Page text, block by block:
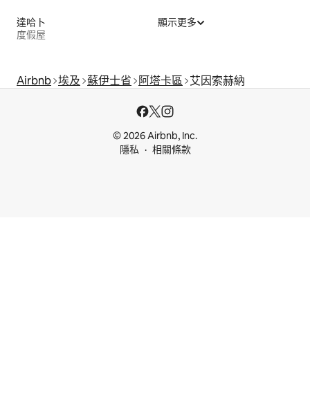
達哈卜
度假屋
顯示更多
Airbnb 埃及 蘇伊士省 阿塔卡區 艾因索赫納
© 2026 Airbnb, Inc.
隱私
相關條款